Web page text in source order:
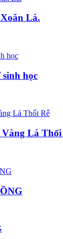
Lá.
học
Lá Thối